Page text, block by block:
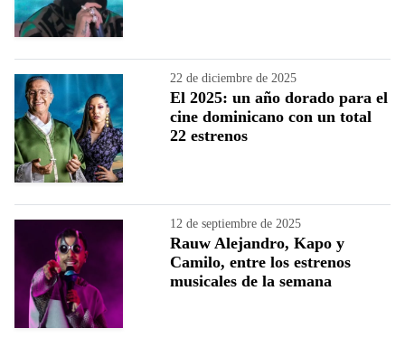
22 de diciembre de 2025
El 2025: un año dorado para el
cine dominicano con un total
22 estrenos
12 de septiembre de 2025
Rauw Alejandro, Kapo y
Camilo, entre los estrenos
musicales de la semana